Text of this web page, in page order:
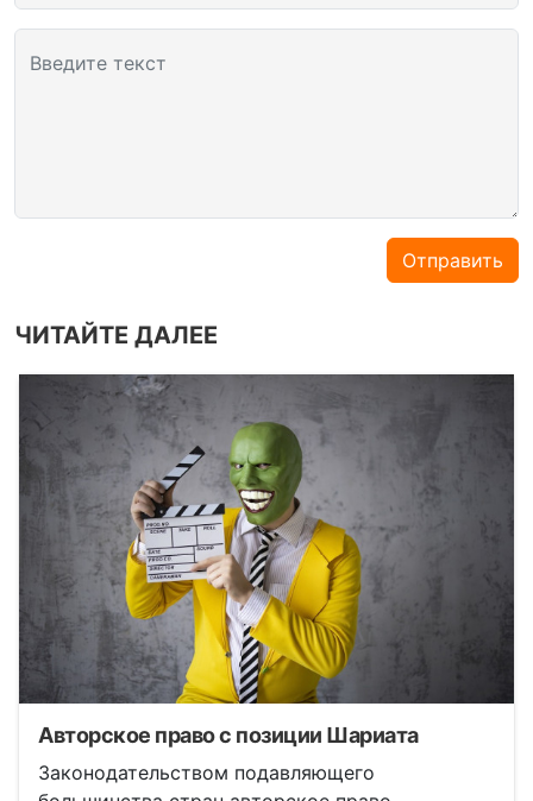
Введите текст
Отправить
ЧИТАЙТЕ ДАЛЕЕ
Авторское право с позиции Шариата
Законодательством подавляющего